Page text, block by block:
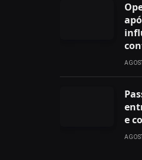
e